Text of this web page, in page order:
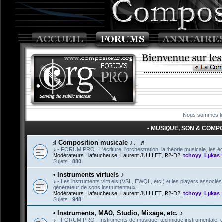
Nous sommes
• MUSIQUE, SON &
♯ Composition musicale ♪♩♬
♪ - FORUM PRO : L'écriture, l'orchestration, la théorie musicale, les
Modérateurs : lafaucheuse Laurent JUILLET R2-D2 tchoyy Lµkas
Sujets : 880
• Instruments virtuels ♪
♪ - Les instruments virtuels (VSL, EWQL, etc.) et les players
générateur de sons instrumentaux.
Modérateurs : lafaucheuse Laurent JUILLET R2-D2 tchoyy Lµkas
Sujets : 948
• Instruments, MAO, Studio, Mixage, etc. ♪
♪ - FORUM PRO : Instruments de musique, technique